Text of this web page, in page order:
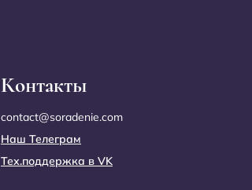
Контакты
contact@soradenie.com
Наш Телеграм
Тех.поддержка в VK